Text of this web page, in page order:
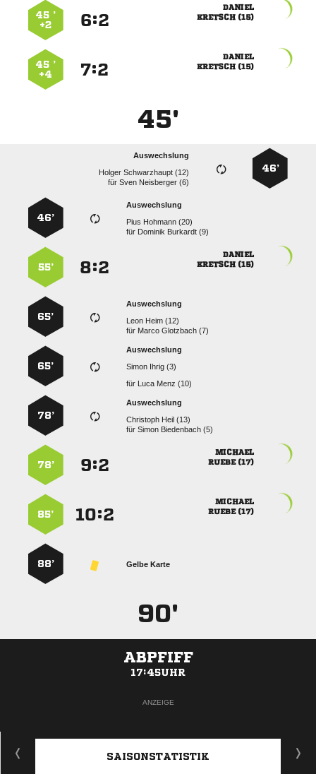

 
:
45 ’
+2

 
:
45 ’
+4
45'
46’
Auswechslung
  
für  
Auswechslung
  
für   
46’

 
:
55’
Auswechslung
  
für   
65’
Auswechslung
  
für   
65’
Auswechslung
  
für  
78’

 
:
78’

 
:
85’
Gelbe Karte
88’
90'
ABPFIFF
17:45UHR
ANZEIGE
SAISONSTATISTIK